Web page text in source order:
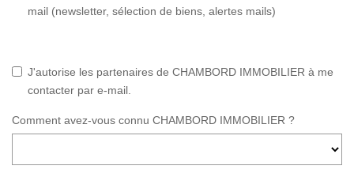
mail (newsletter, sélection de biens, alertes mails)
J'autorise les partenaires de CHAMBORD IMMOBILIER à me
contacter par e-mail.
Comment avez-vous connu CHAMBORD IMMOBILIER ?